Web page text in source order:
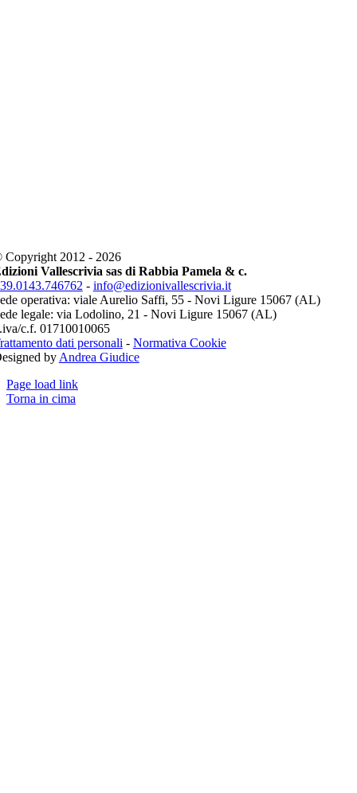
Copyright 2012 - 2026
Vallescrivia sas di Rabbia Pamela & c.
- info@edizionivallescrivia.it
operativa: viale Aurelio Saffi, 55 - Novi Ligure 15067 (AL)
legale: via Lodolino, 21 - Novi Ligure 15067 (AL)
c.f. 01710010065
dati personali - Normativa Cookie
by Andrea Giudice
Page load link
Torna in cima